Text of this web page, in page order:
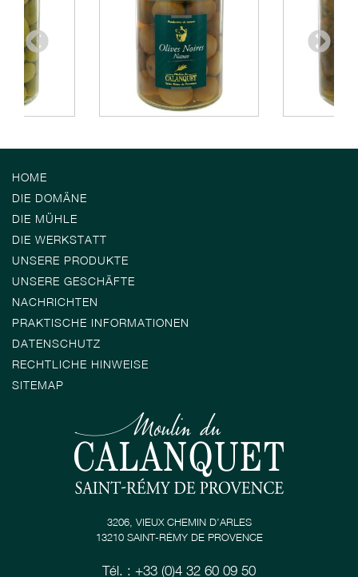
HOME
DIE DOMÄNE
DIE MÜHLE
DIE WERKSTATT
UNSERE PRODUKTE
UNSERE GESCHÄFTE
NACHRICHTEN
PRAKTISCHE INFORMATIONEN
DATENSCHUTZ
RECHTLICHE HINWEISE
SITEMAP
3206, VIEUX CHEMIN D’ARLES
13210 SAINT-RÉMY DE PROVENCE
Tél. : +33 (0)4 32 60 09 50